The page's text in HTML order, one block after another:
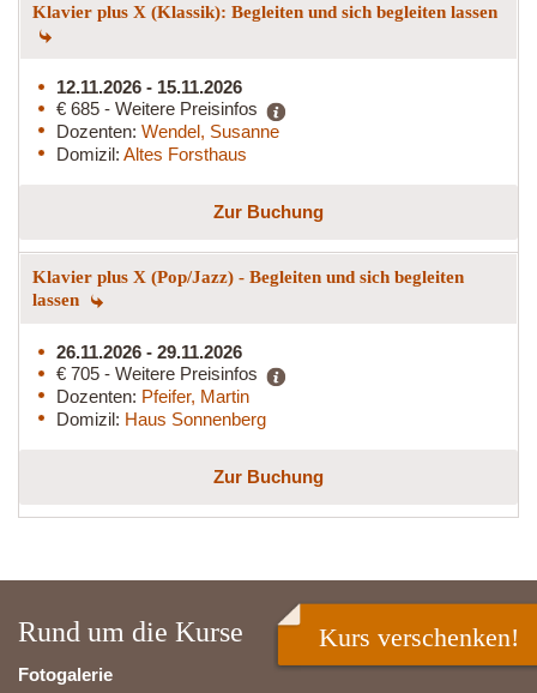
Klavier plus X (Klassik): Begleiten und sich begleiten lassen
12.11.2026 - 15.11.2026
€ 685 - Weitere Preisinfos
Dozenten: Wendel, Susanne
Domizil: Altes Forsthaus
Zur Buchung
Klavier plus X (Pop/Jazz) - Begleiten und sich begleiten
lassen
26.11.2026 - 29.11.2026
€ 705 - Weitere Preisinfos
Dozenten: Pfeifer, Martin
Domizil: Haus Sonnenberg
Zur Buchung
Rund um die Kurse
Fotogalerie
Kurs verschenken!